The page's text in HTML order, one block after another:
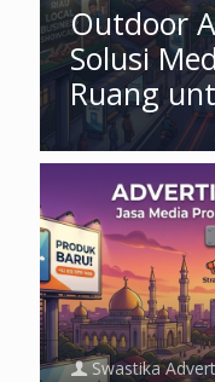
Outdoor
Solusi
Ruang
Swastika